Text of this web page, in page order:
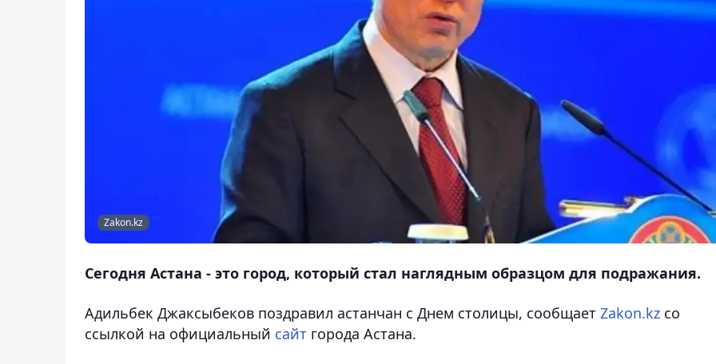
Zakon.kz
Сегодня Астана - это город, который стал наглядным образцом для подражания.
Адильбек Джаксыбеков поздравил астанчан с Днем столицы, сообщает Zakon.kz со
ссылкой на официальный сайт города Астана.